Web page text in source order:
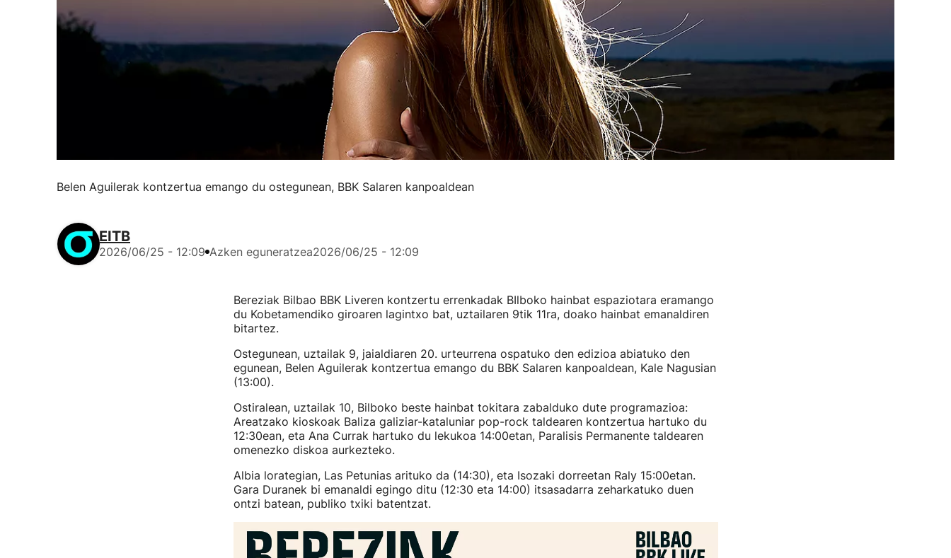
Belen Aguilerak kontzertua emango du ostegunean, BBK Salaren kanpoaldean
EITB
2026/06/25 - 12:09 Azken eguneratzea2026/06/25 - 12:09
Bereziak Bilbao BBK Liveren kontzertu errenkadak BIlboko hainbat espaziotara eramango
du Kobetamendiko giroaren lagintxo bat, uztailaren 9tik 11ra, doako hainbat emanaldiren
bitartez.
Ostegunean, uztailak 9, jaialdiaren 20. urteurrena ospatuko den edizioa abiatuko den
egunean, Belen Aguilerak kontzertua emango du BBK Salaren kanpoaldean, Kale Nagusian
(13:00).
Ostiralean, uztailak 10, Bilboko beste hainbat tokitara zabalduko dute programazioa:
Areatzako kioskoak Baliza galiziar-kataluniar pop-rock taldearen kontzertua hartuko du
12:30ean, eta Ana Currak hartuko du lekukoa 14:00etan, Paralisis Permanente taldearen
omenezko diskoa aurkezteko.
Albia lorategian, Las Petunias arituko da (14:30), eta Isozaki dorreetan Raly 15:00etan.
Gara Duranek bi emanaldi egingo ditu (12:30 eta 14:00) itsasadarra zeharkatuko duen
ontzi batean, publiko txiki batentzat.